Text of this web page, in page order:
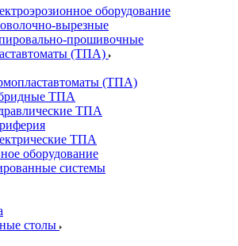
оборудование
вырезные
прошивочные
(ТПА)
(ТПА)
ТПА
ТПА
ТПА
оборудование
системы
столы